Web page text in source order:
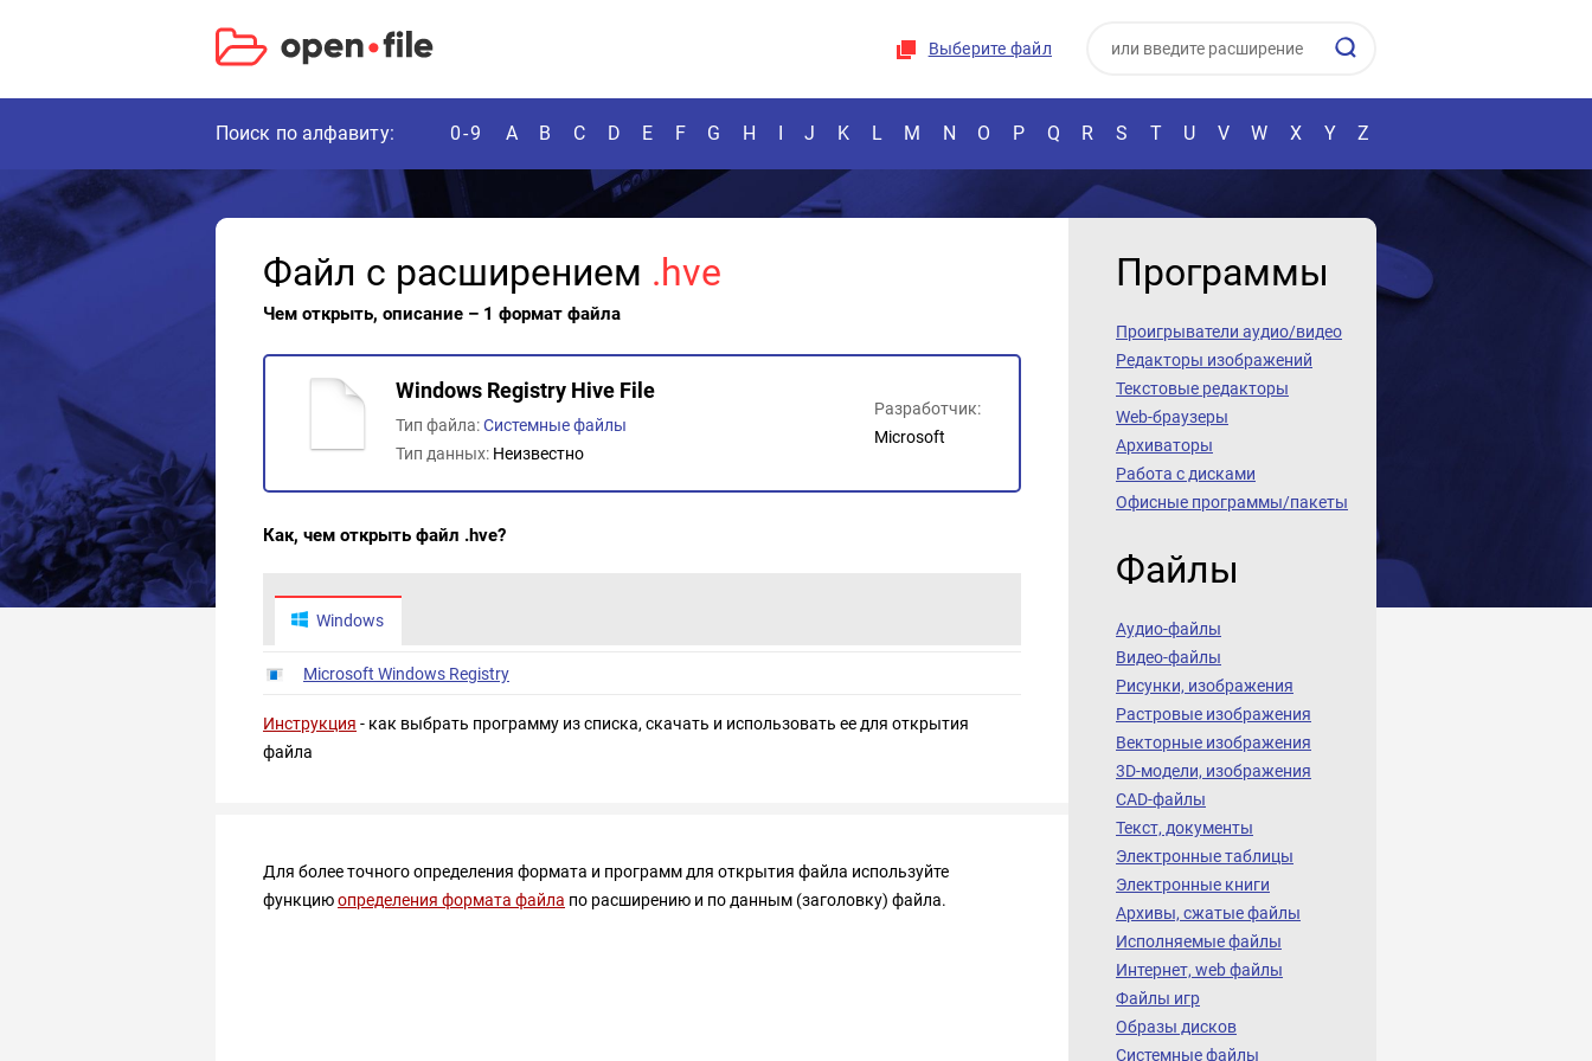
Выберите файл
Поиск по алфавиту: 0-9 A B C D E F G H I J K L M N O P Q R S T U V W X Y Z
Файл с расширением .hve
Чем открыть, описание – 1 формат файла
Windows Registry Hive File
Тип файла:Системные файлы
Тип данных: Неизвестно
Разработчик:
Microsoft
Как, чем открыть файл .hve?
Windows
Microsoft Windows Registry
Инструкция - как выбрать программу из списка, скачать и использовать ее для открытия
файла
Для более точного определения формата и программ для открытия файла используйте
функциюопределения формата файла по расширению и по данным (заголовку) файла.
Программы
Проигрыватели аудио/видео
Редакторы изображений
Текстовые редакторы
Web-браузеры
Архиваторы
Работа с дисками
Офисные программы/пакеты
Файлы
Аудио-файлы
Видео-файлы
Рисунки, изображения
Растровые изображения
Векторные изображения
3D-модели, изображения
CAD-файлы
Текст, документы
Электронные таблицы
Электронные книги
Архивы, сжатые файлы
Исполняемые файлы
Интернет, web файлы
Файлы игр
Образы дисков
Системные файлы